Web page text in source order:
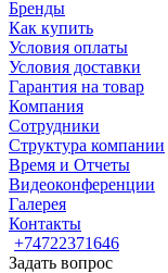
Бренды
Как купить
Условия оплаты
Условия доставки
Гарантия на товар
Компания
Сотрудники
Структура компании
Время и Отчеты
Видеоконференции
Галерея
Контакты
+74722371646
Задать вопрос